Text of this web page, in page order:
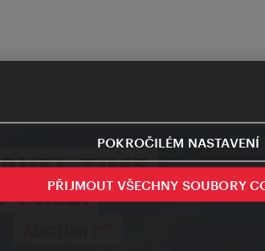
POKROČILÉM NASTAVENÍ
PŘIJMOUT VŠECHNY SOUBORY